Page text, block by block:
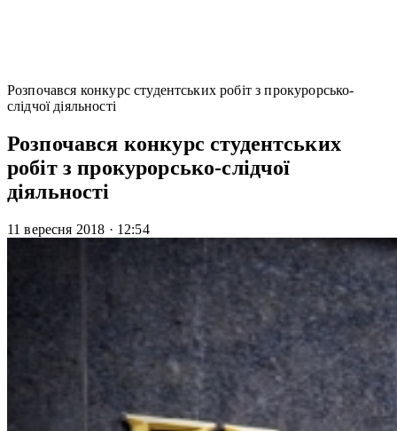
Розпочався конкурс студентських робіт з прокурорсько-
слідчої діяльності
Розпочався конкурс студентських
робіт з прокурорсько-слідчої
діяльності
11 вересня 2018 · 12:54